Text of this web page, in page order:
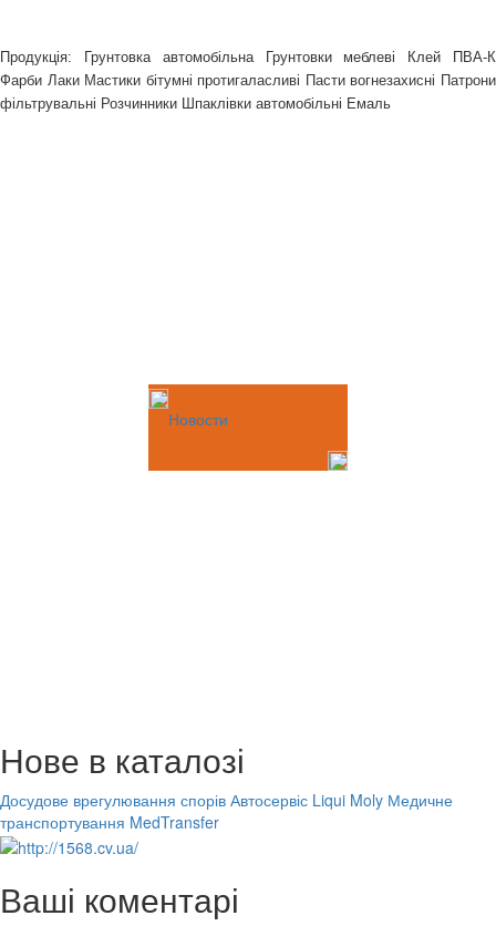
Продукція: Грунтовка автомобільна Грунтовки меблеві Клей ПВА-К
Фарби Лаки Мастики бітумні протигаласливі Пасти вогнезахисні Патрони
фільтрувальні Розчинники Шпаклівки автомобільні Емаль
Новости
Нове в каталозі
Досудове врегулювання спорів Автосервіс Liqui Moly Медичне
транспортування MedTransfer
Ваші коментарі